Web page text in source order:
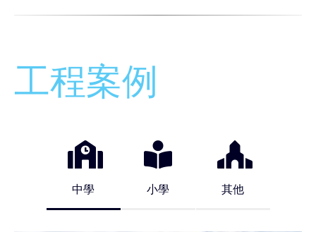
工程案例
中學 小學 其他